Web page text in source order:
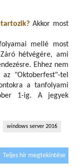
Akkor most
mellé most
hétvégére, ami
Ehhez nem
"Oktoberfest"-tel
a tanfolyami
1-ig. A jegyek
windows server 2016
Teljes hír megtekintése